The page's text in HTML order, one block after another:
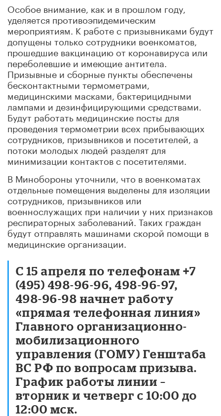
Особое внимание, как и в прошлом году,
уделяется противоэпидемическим
мероприятиям. К работе с призывниками будут
допущены только сотрудники военкоматов,
прошедшие вакцинацию от коронавируса или
переболевшие и имеющие антитела.
Призывные и сборные пункты обеспечены
бесконтактными термометрами,
медицинскими масками, бактерицидными
лампами и дезинфицирующими средствами.
Будут работать медицинские посты для
проведения термометрии всех прибывающих
сотрудников, призывников и посетителей, а
потоки молодых людей разделят для
минимизации контактов с посетителями.
В Минобороны уточнили, что в военкоматах
отдельные помещения выделены для изоляции
сотрудников, призывников или
военнослужащих при наличии у них признаков
респираторных заболеваний. Таких граждан
будут отправлять машинами скорой помощи в
медицинские организации.
С 15 апреля по телефонам +7
(495) 498-96-96, 498-96-97,
498-96-98 начнет работу
«прямая телефонная линия»
Главного организационно-
мобилизационного
управления (ГОМУ) Генштаба
ВС РФ по вопросам призыва.
График работы линии –
вторник и четверг с 10:00 до
12:00 мск.